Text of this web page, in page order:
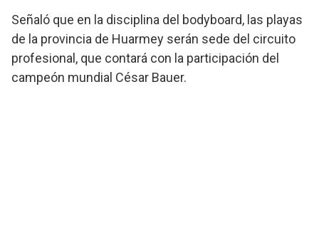
Señaló que en la disciplina del bodyboard, las playas
de la provincia de Huarmey serán sede del circuito
profesional, que contará con la participación del
campeón mundial César Bauer.